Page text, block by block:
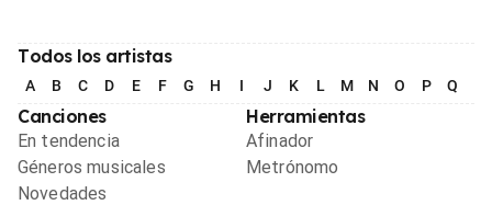
Todos los artistas
A B C D E F G H I J K L M N O P Q
Canciones
En tendencia
Géneros musicales
Novedades
Herramientas
Afinador
Metrónomo